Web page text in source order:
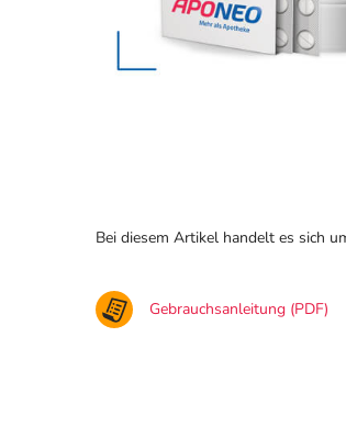
Bei diesem Artikel handelt es sich
Gebrauchsanleitung (PDF)